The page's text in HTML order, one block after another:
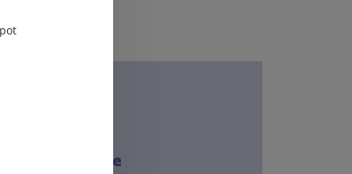
az ügyféltérbe